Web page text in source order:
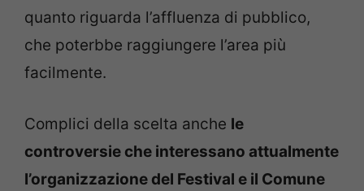
quanto riguarda l’affluenza di pubblico,
che poterbbe raggiungere l’area più
facilmente.
Complici della scelta anche le
controversie che interessano attualmente
l’organizzazione del Festival e il Comune